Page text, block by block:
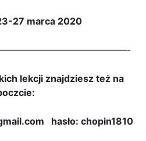
27 marca 2020
lekcji znajdziesz też na
hasło: chopin1810